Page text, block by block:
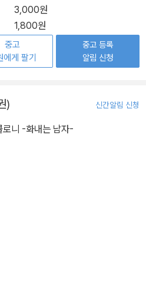
3,000원
1,800원
중고
에게 팔기
중고 등록
알림 신청
) 신간알림 신청
로니 -화내는 남자-